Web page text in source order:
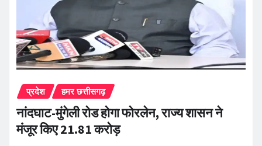
प्रदेश हमर छत्तीसगढ़
नांदघाट-मुंगेली रोड होगा फोरलेन, राज्य शासन ने
मंजूर किए 21.81 करोड़